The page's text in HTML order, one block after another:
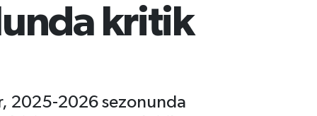
kritik
2025-2026 sezonunda